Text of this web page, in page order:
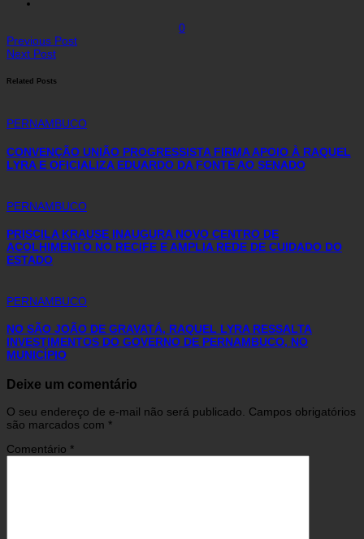
0
Previous Post
Next Post
Related Posts
PERNAMBUCO
CONVENÇÃO UNIÃO PROGRESSISTA FIRMA APOIO À RAQUEL
LYRA E OFICIALIZA EDUARDO DA FONTE AO SENADO
PERNAMBUCO
PRISCILA KRAUSE INAUGURA NOVO CENTRO DE
ACOLHIMENTO NO RECIFE E AMPLIA REDE DE CUIDADO DO
ESTADO
PERNAMBUCO
NO SÃO JOÃO DE GRAVATÁ, RAQUEL LYRA RESSALTA
INVESTIMENTOS DO GOVERNO DE PERNAMBUCO, NO
MUNICÍPIO
Deixe um comentário
O seu endereço de e-mail não será publicado. Campos obrigatórios
são marcados com *
Comentário *